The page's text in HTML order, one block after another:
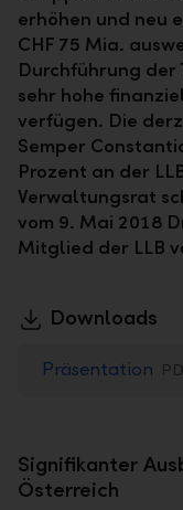
erhöhen und neu
CHF 75 Mia.
Durchführung der
sehr hohe
verfügen. Die
Semper
Prozent an der
Verwaltungsrat
vom 9. Mai 2018
Mitglied der LLB
Downloads
Präsentation
Signifikanter
Österreich